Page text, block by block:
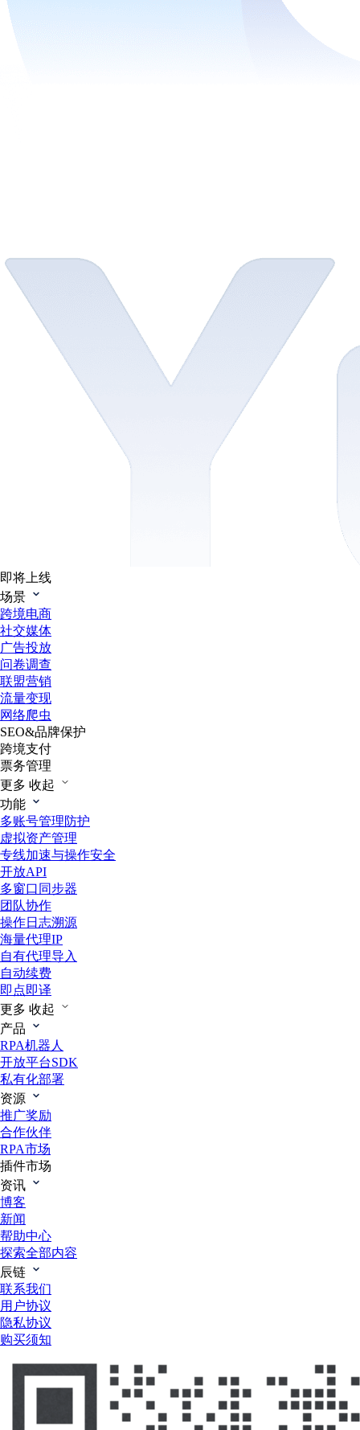
即将上线
场景
跨境电商
社交媒体
广告投放
问卷调查
联盟营销
流量变现
网络爬虫
SEO&品牌保护
跨境支付
票务管理
更多 收起
功能
多账号管理防护
虚拟资产管理
专线加速与操作安全
开放API
多窗口同步器
团队协作
操作日志溯源
海量代理IP
自有代理导入
自动续费
即点即译
更多 收起
产品
RPA机器人
开放平台SDK
私有化部署
资源
推广奖励
合作伙伴
RPA市场
插件市场
资讯
博客
新闻
帮助中心
探索全部内容
辰链
联系我们
用户协议
隐私协议
购买须知